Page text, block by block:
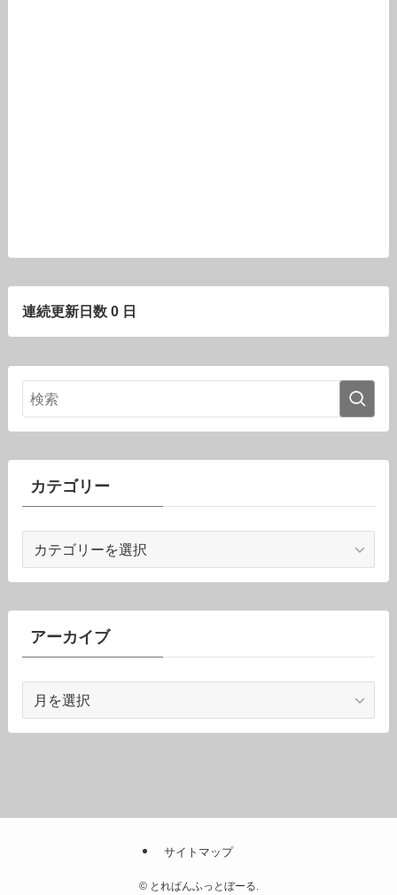
連続更新日数 0 日
カテゴリー
ゴ
リ
ーアーカイブ
カ
サイトマップ
©とれぱんふっとぼーる.